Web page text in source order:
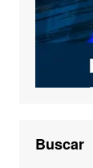
Buscar